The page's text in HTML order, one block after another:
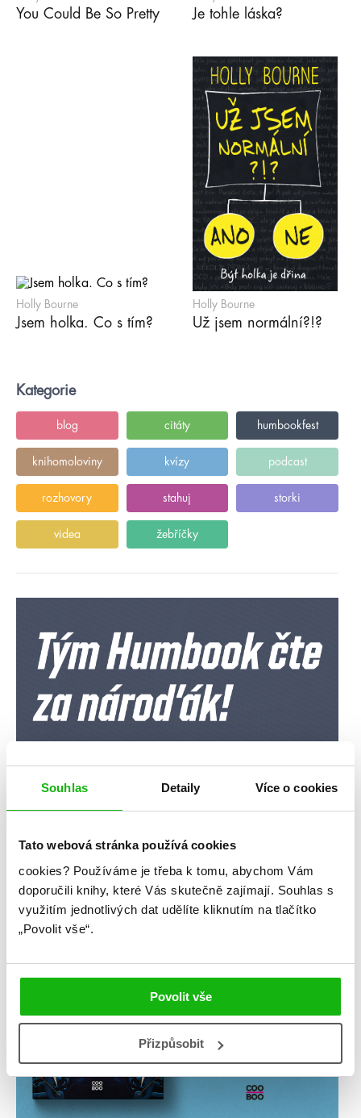
Souhlas Detaily Více o cookies
Tato webová stránka používá cookies
cookies? Používáme je třeba k tomu, abychom Vám
doporučili knihy, které Vás skutečně zajímají. Souhlas s
využitím jednotlivých dat udělíte kliknutím na tlačítko
„Povolit vše“.
Povolit vše
Přizpůsobit
You Could Be So Pretty Je tohle láska?
Holly Bourne
Jsem holka. Co s tím?
Holly Bourne
Už jsem normální?!?
Kategorie
blog citáty humbookfest
knihomoloviny kvízy podcast
rozhovory stahuj storki
videa žebříčky